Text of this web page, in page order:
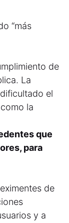
“más
de
La
el
la
que
para
de
y a